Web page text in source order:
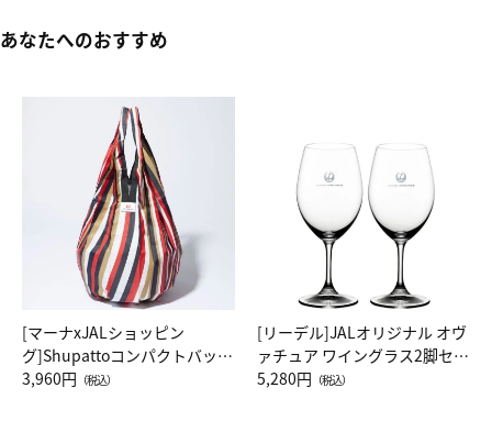
あなたへのおすすめ
[マーナxJALショッピン
グ]Shupattoコンパクトバッグ
Drop JAL客室乗務員（LC）ス
3,960円 （税込）
[リーデル]JALオリジナル オヴ
ァチュア ワイングラス2脚セッ
ト（レッドワイン）
5,280円 （税込）